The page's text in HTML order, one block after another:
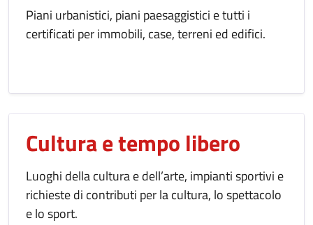
Piani urbanistici, piani paesaggistici e tutti i
certificati per immobili, case, terreni ed edifici.
Cultura e tempo libero
Luoghi della cultura e dell’arte, impianti sportivi e
richieste di contributi per la cultura, lo spettacolo
e lo sport.